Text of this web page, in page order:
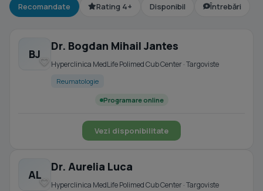
Recomandate Rating 4+ Disponibil Întrebări
BJ
Dr. Bogdan Mihail Jantes
Hyperclinica MedLife Polimed Cub Center · Targoviste
Reumatologie
Programare online
Vezi disponibilitate
AL
Dr. Aurelia Luca
Hyperclinica MedLife Polimed Cub Center · Targoviste